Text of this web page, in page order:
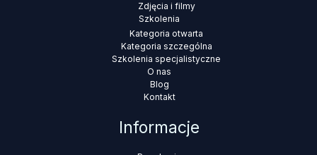
Zdjęcia i filmy
Szkolenia
Kategoria otwarta
Kategoria szczególna
Szkolenia specjalistyczne
O nas
Blog
Kontakt
Informacje